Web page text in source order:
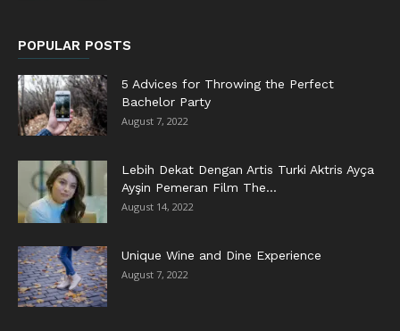
POPULAR POSTS
5 Advices for Throwing the Perfect
Bachelor Party
August 7, 2022
Lebih Dekat Dengan Artis Turki Aktris Ayça
Ayşin Pemeran Film The...
August 14, 2022
Unique Wine and Dine Experience
August 7, 2022